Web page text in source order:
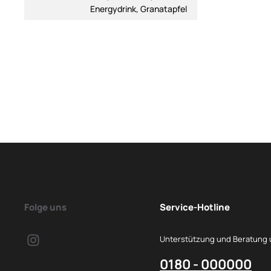
Energydrink, Granatapfel
Folge uns Service-Hotline
Unterstützung und Beratung
0180 - 000000